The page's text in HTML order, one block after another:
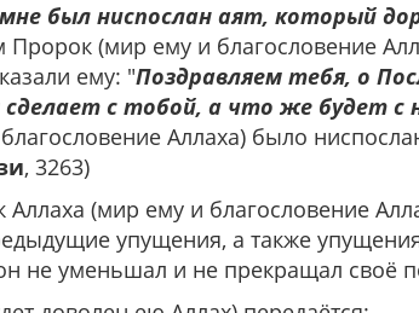
был ниспослан аят, который
Пророк (мир ему и благословение
ему: "Поздравляем тебя, о
с тобой, а что же будет с
Аллаха) было
, 3263)
Аллаха (мир ему и благословение
упущения, а также
не уменьшал и не прекращал своё